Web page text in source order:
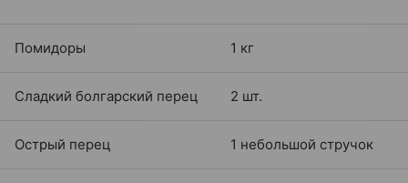
Помидоры 1 кг
Сладкий болгарский перец 2 шт.
Острый перец 1 небольшой стручок